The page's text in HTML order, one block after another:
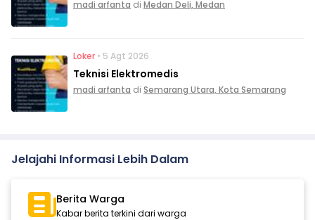
madi arfanta di Medan Deli, Medan
Loker • 5 Agt 2026
Teknisi Elektromedis
madi arfanta di Semarang Utara, Kota Semarang
Jelajahi Informasi Lebih Dalam
Berita Warga
Kabar berita terkini dari warga